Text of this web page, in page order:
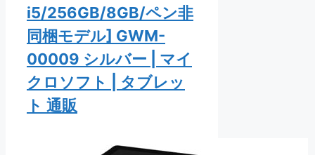
i5/256GB/8GB/ペン非
同梱モデル] GWM-
00009 シルバー | マイ
クロソフト | タブレッ
ト 通販